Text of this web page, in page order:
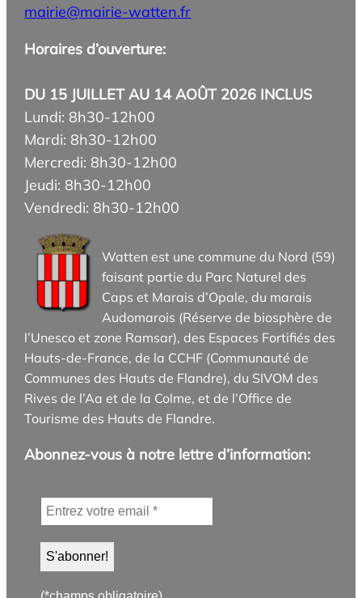
mairie@mairie-watten.fr
Horaires d’ouverture:
DU 15 JUILLET AU 14 AOÛT 2026 INCLUS
Lundi: 8h30-12h00
Mardi: 8h30-12h00
Mercredi: 8h30-12h00
Jeudi: 8h30-12h00
Vendredi: 8h30-12h00
Watten est une commune du Nord (59)
faisant partie du Parc Naturel des
Caps et Marais d’Opale, du marais
Audomarois (Réserve de biosphère de
l’Unesco et zone Ramsar), des Espaces Fortifiés des
Hauts-de-France, de la CCHF (Communauté de
Communes des Hauts de Flandre), du SIVOM des
Rives de l’Aa et de la Colme, et de l’Office de
Tourisme des Hauts de Flandre.
Abonnez-vous à notre lettre d’information: